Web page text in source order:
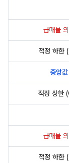
급매물
적정 하한
중앙값
적정 상한
급매물
적정 하한